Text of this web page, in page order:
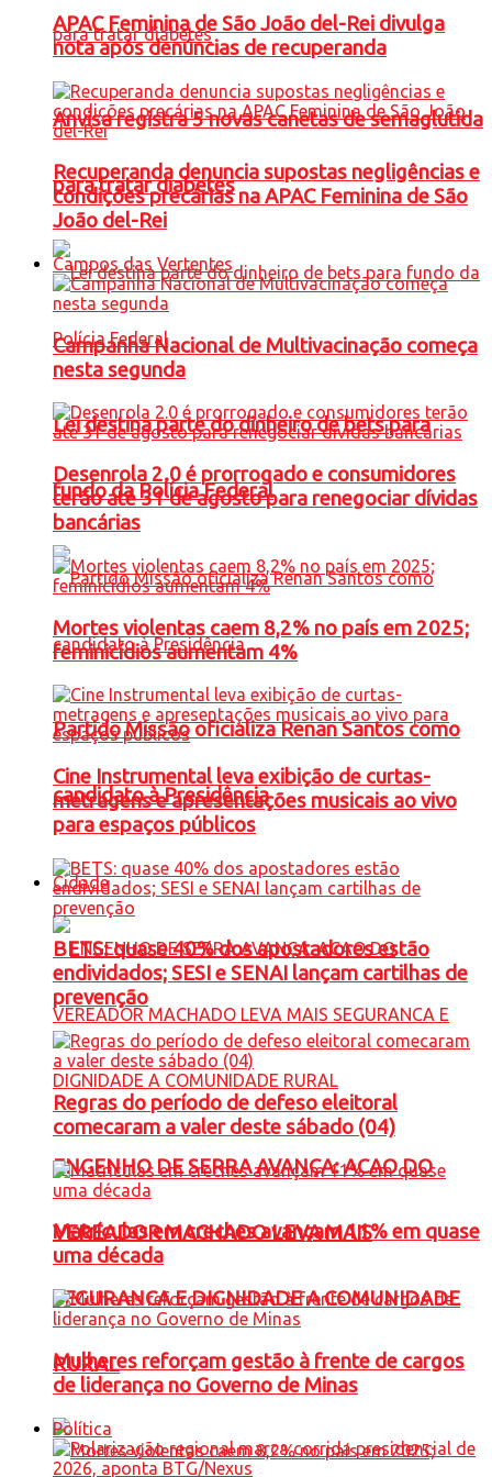
Anvisa registra 5 novas canetas de semaglutida
para tratar diabetes
Lei destina parte do dinheiro de bets para
fundo da Polícia Federal
Partido Missão oficializa Renan Santos como
candidato à Presidência
Cidade
ENGENHO DE SERRA AVANÇA: ACAO DO
VEREADOR MACHADO LEVA MAIS
SEGURANCA E DIGNIDADE A COMUNIDADE
RURAL
APAC Feminina de São João del-Rei divulga
nota após denúncias de recuperanda
Recuperanda denuncia supostas negligências e
condições precárias na APAC Feminina de São
João del-Rei
Campos das Vertentes
Campanha Nacional de Multivacinação começa
nesta segunda
Desenrola 2.0 é prorrogado e consumidores
terão até 31 de agosto para renegociar dívidas
bancárias
Mortes violentas caem 8,2% no país em 2025;
feminicídios aumentam 4%
Cine Instrumental leva exibição de curtas-
metragens e apresentações musicais ao vivo
para espaços públicos
BETS: quase 40% dos apostadores estão
endividados; SESI e SENAI lançam cartilhas de
prevenção
Regras do período de defeso eleitoral
comecaram a valer deste sábado (04)
Matrículas em creches avançam 11% em quase
uma década
Mulheres reforçam gestão à frente de cargos
de liderança no Governo de Minas
Política